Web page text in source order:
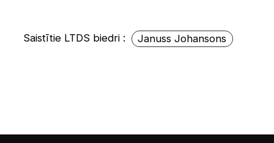
Saistītie LTDS biedri : Januss Johansons